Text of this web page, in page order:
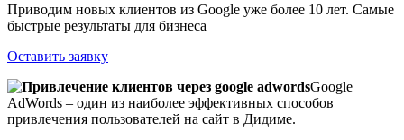
Приводим новых клиентов из Google уже более 10 лет. Самые
быстрые результаты для бизнеса
Оставить заявку
Google
AdWords – один из наиболее эффективных способов
привлечения пользователей на сайт в Дидиме.